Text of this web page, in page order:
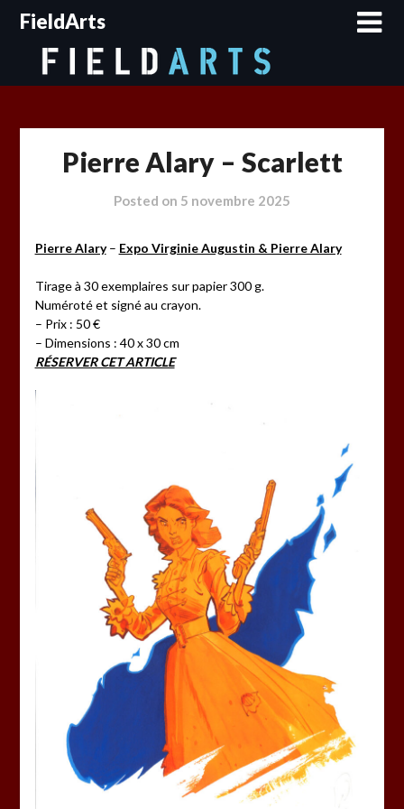
SkipFieldArts
Pierre Alary – Scarlett
Posted on 5 novembre 2025
Pierre Alary– Expo Virginie Augustin & Pierre Alary
Tirage à 30 exemplaires sur papier 300 g.
Numéroté et signé au crayon.
– Prix : 50 €
– Dimensions : 40 x 30 cm
RÉSERVER CET ARTICLE